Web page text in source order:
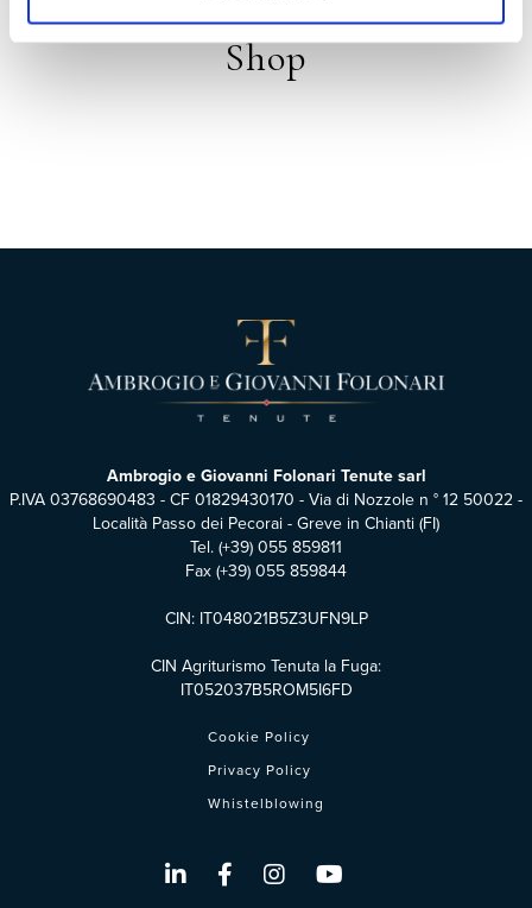
Shop
Cookie Policy
Privacy Policy
Whistelblowing
Ambrogio e Giovanni Folonari Tenute sarl
P.IVA 03768690483 - CF 01829430170 - Via di Nozzole n ° 12 50022 -
Località Passo dei Pecorai - Greve in Chianti (FI)
Tel. (+39) 055 859811
Fax (+39) 055 859844
CIN: IT048021B5Z3UFN9LP
CIN Agriturismo Tenuta la Fuga:
IT052037B5ROM5I6FD